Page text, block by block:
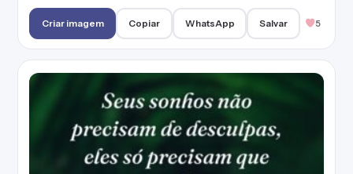
Criar imagem Copiar WhatsApp Salvar 5